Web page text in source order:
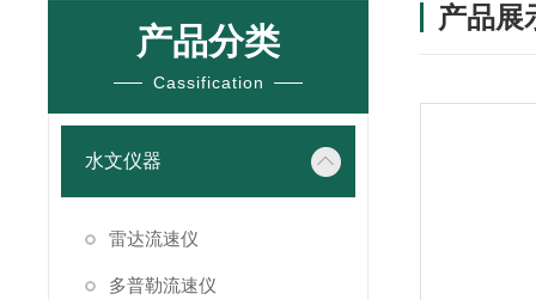
产品分类
Cassification
水文仪器
雷达流速仪
多普勒流速仪
产品展